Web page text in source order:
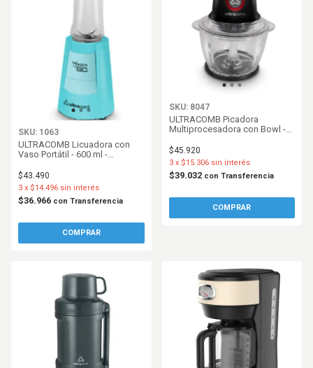
SKU: 1063
ULTRACOMB Licuadora con
Vaso Portátil - 600 ml -
$43.490
$36.966 con Transferencia
3 x $14.496 sin interés
SKU: 8047
ULTRACOMB Picadora
Multiprocesadora con Bowl -
$45.920
$39.032 con Transferencia
3 x $15.306 sin interés